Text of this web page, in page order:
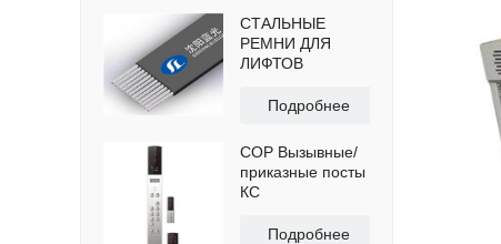
СТАЛЬНЫЕ
РЕМНИ ДЛЯ
ЛИФТОВ
Подробнее
COP Вызывные/
приказные посты
КС
Подробнее